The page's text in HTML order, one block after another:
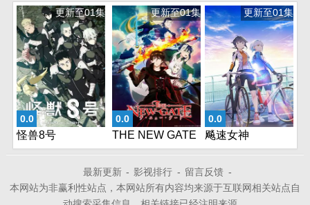
0.0
更新至01集
怪兽8号
0.0
更新至01集
THE NEW GATE
0.0
更新至01集
飚速女神
最新更新 - 影视排行 - 留言反馈 -
本网站为非赢利性站点，本网站所有内容均来源于互联网相关站点自